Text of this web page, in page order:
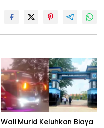
Wali Murid Keluhkan Biaya